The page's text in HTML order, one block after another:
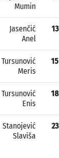
Mumin
Jasenčić
Anel
13
Tursunović
Meris
15
Tursunović
Enis
18
Stanojević
Slaviša
23